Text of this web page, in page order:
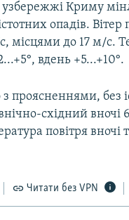
Криму
опадів. Вітер
місцями до 17 м/с.
вдень +5...+10°.
проясненнями, без
східний вночі
повітря вночі
Читати без VPN